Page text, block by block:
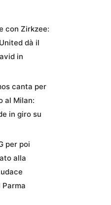
con Zirkzee:
dà il
in
canta per
al Milan:
in giro su
per poi
alla